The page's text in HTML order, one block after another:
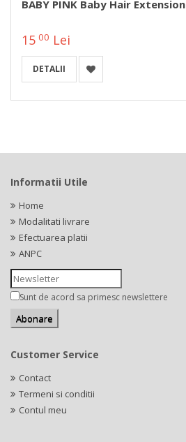
BABY PINK Baby Hair Extension
15 00 Lei
DETALII
Informatii Utile
Home
Modalitati livrare
Efectuarea platii
ANPC
Sunt de acord sa primesc newslettere
Customer Service
Contact
Termeni si conditii
Contul meu